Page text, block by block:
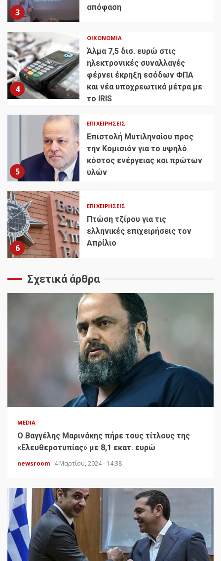
3 απόφαση
4
ΟΙΚΟΝΟΜΊΑ
Άλμα 7,5 δισ. ευρώ στις
ηλεκτρονικές συναλλαγές
φέρνει έκρηξη εσόδων ΦΠΑ
και νέα υποχρεωτικά μέτρα με
το IRIS
5
ΕΠΙΧΕΙΡΉΣΕΙΣ
Επιστολή Μυτιληναίου προς
την Κομισιόν για το υψηλό
κόστος ενέργειας και πρώτων
υλών
6
ΕΠΙΧΕΙΡΉΣΕΙΣ
Πτώση τζίρου για τις
ελληνικές επιχειρήσεις τον
Απρίλιο
Σχετικά άρθρα
MEDIA
Ο Βαγγέλης Μαρινάκης πήρε τους τίτλους της
«Ελευθεροτυπίας» με 8,1 εκατ. ευρώ
newsroom 4 Μαρτίου, 2024 - 14:38